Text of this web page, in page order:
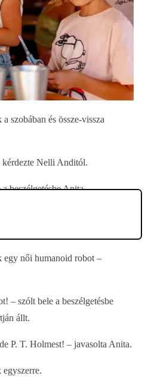
szobában és össze-vissza
kérdezte Nelli Anditól.
beszélgetésbe Anita.
csinálni – válaszolt kicsit
egy női humanoid robot –
– szólt bele a beszélgetésbe
állt.
P. T. Holmest! – javasolta Anita.